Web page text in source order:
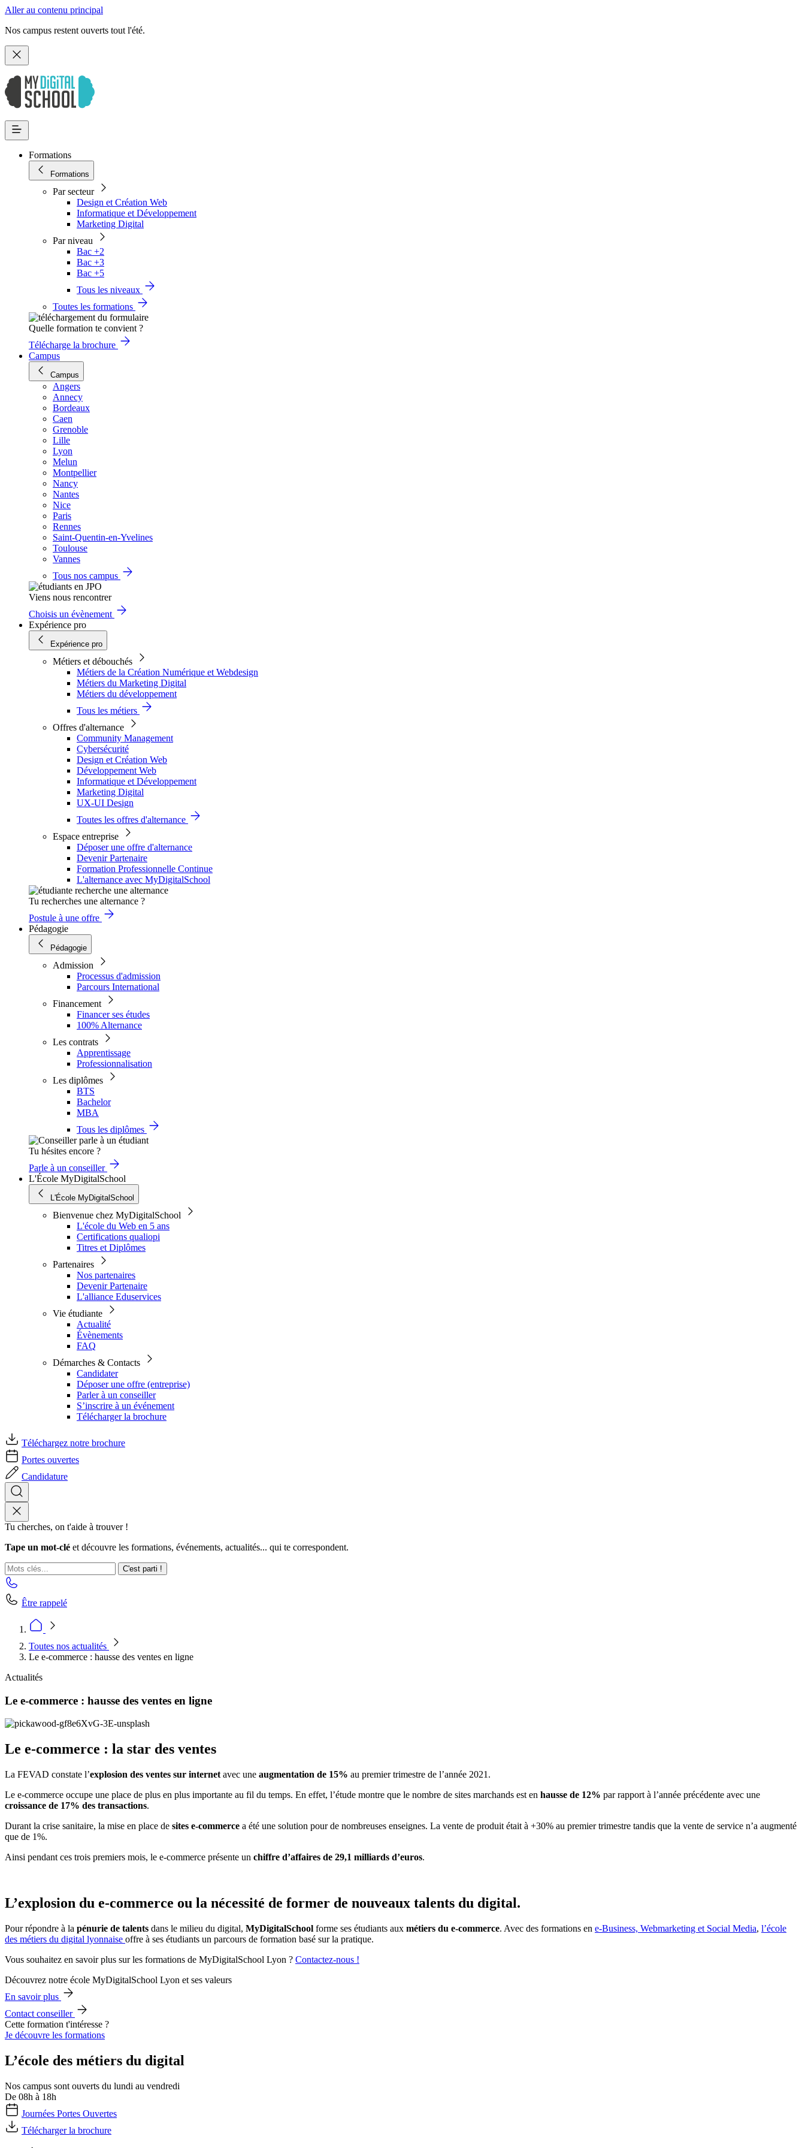
Aller au contenu principal
Nos campus restent ouverts tout l'été.
Formations
Formations
Par secteur
Design et Création Web
Informatique et Développement
Marketing Digital
Par niveau
Bac +2
Bac +3
Bac +5
Tous les niveaux
Toutes les formations
Quelle formation te convient ?
Télécharge la brochure
Campus
Campus
Angers
Annecy
Bordeaux
Caen
Grenoble
Lille
Lyon
Melun
Montpellier
Nancy
Nantes
Nice
Paris
Rennes
Saint-Quentin-en-Yvelines
Toulouse
Vannes
Tous nos campus
Viens nous rencontrer
Choisis un évènement
Expérience pro
Expérience pro
Métiers et débouchés
Métiers de la Création Numérique et Webdesign
Métiers du Marketing Digital
Métiers du développement
Tous les métiers
Offres d'alternance
Community Management
Cybersécurité
Design et Création Web
Développement Web
Informatique et Développement
Marketing Digital
UX-UI Design
Toutes les offres d'alternance
Espace entreprise
Déposer une offre d'alternance
Devenir Partenaire
Formation Professionnelle Continue
L'alternance avec MyDigitalSchool
Tu recherches une alternance ?
Postule à une offre
Pédagogie
Pédagogie
Admission
Processus d'admission
Parcours International
Financement
Financer ses études
100% Alternance
Les contrats
Apprentissage
Professionnalisation
Les diplômes
BTS
Bachelor
MBA
Tous les diplômes
Tu hésites encore ?
Parle à un conseiller
L'École MyDigitalSchool
L'École MyDigitalSchool
Bienvenue chez MyDigitalSchool
L'école du Web en 5 ans
Certifications qualiopi
Titres et Diplômes
Partenaires
Nos partenaires
Devenir Partenaire
L'alliance Eduservices
Vie étudiante
Actualité
Évènements
FAQ
Démarches & Contacts
Candidater
Déposer une offre (entreprise)
Parler à un conseiller
S’inscrire à un événement
Télécharger la brochure
Téléchargez notre brochure
Portes ouvertes
Candidature
Tu cherches, on t'aide à trouver !
Tape un mot-clé et découvre les formations, événements, actualités... qui te correspondent.
C'est parti !
Être rappelé
Toutes nos actualités
Le e-commerce : hausse des ventes en ligne
Actualités
Le e-commerce : hausse des ventes en ligne
Le e-commerce : la star des ventes
La FEVAD constate l’explosion des ventes sur internet avec une augmentation de 15% au premier trimestre de l’année 2021.
Le e-commerce occupe une place de plus en plus importante au fil du temps. En effet, l’étude montre que le nombre de sites marchands est en hausse de 12% par rapport à l’année précédente avec une
croissance de 17% des transactions.
Durant la crise sanitaire, la mise en place de sites e-commerce a été une solution pour de nombreuses enseignes. La vente de produit était à +30% au premier trimestre tandis que la vente de service n’a augmenté
que de 1%.
Ainsi pendant ces trois premiers mois, le e-commerce présente un chiffre d’affaires de 29,1 milliards d’euros.
L’explosion du e-commerce ou la nécessité de former de nouveaux talents du digital.
Pour répondre à la pénurie de talents dans le milieu du digital, MyDigitalSchool forme ses étudiants aux métiers du e-commerce. Avec des formations en e-Business, Webmarketing et Social Media, l’école
des métiers du digital lyonnaise offre à ses étudiants un parcours de formation basé sur la pratique.
Vous souhaitez en savoir plus sur les formations de MyDigitalSchool Lyon ? Contactez-nous !
Découvrez notre école MyDigitalSchool Lyon et ses valeurs
En savoir plus
Contact conseiller
Cette formation t'intéresse ?
Je découvre les formations
L’école des métiers du digital
Nos campus sont ouverts du lundi au vendredi
De 08h à 18h
Journées Portes Ouvertes
Télécharger la brochure